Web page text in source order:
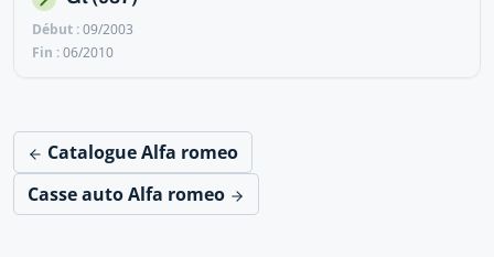
09/2003
06/2010
Catalogue Alfa romeo
Casse auto Alfa romeo